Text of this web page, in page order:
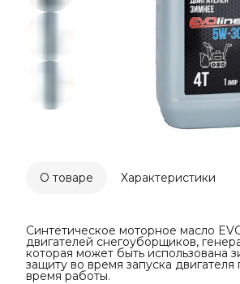
О товаре Характеристики
Cинтетическое моторное масло
двигателей снегоуборщиков,
которая может быть
защиту во время запуска
время работы.